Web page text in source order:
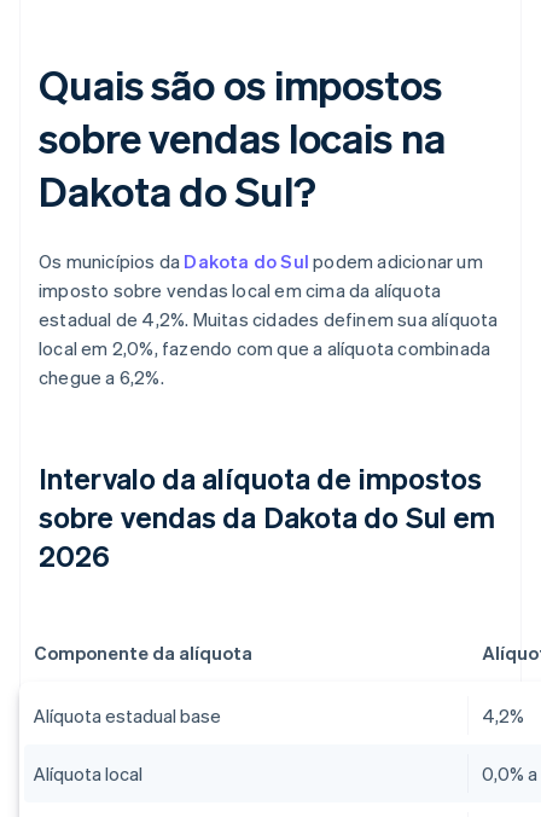
Quais são os impostos
sobre vendas locais na
Dakota do Sul?
Os municípios da Dakota do Sul podem adicionar um
imposto sobre vendas local em cima da alíquota
estadual de 4,2%. Muitas cidades definem sua alíquota
local em 2,0%, fazendo com que a alíquota combinada
chegue a 6,2%.
Intervalo da alíquota de impostos
sobre vendas da Dakota do Sul em
2026
Componente da alíquota
Alíquota estadual base 4,2%
Alíquota local 0,0%